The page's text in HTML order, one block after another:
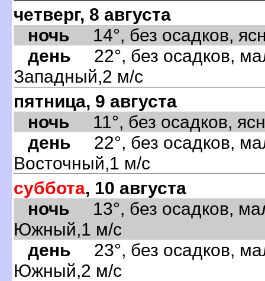
четверг, 8 августа
ночь 14°, без осадков,
день 22°, без осадков,
Западный,2 м/с
пятница, 9 августа
ночь 11°, без осадков,
день 22°, без осадков,
Восточный,1 м/с
суббота, 10 августа
ночь 13°, без осадков,
Южный,1 м/с
день 23°, без осадков,
Южный,2 м/с